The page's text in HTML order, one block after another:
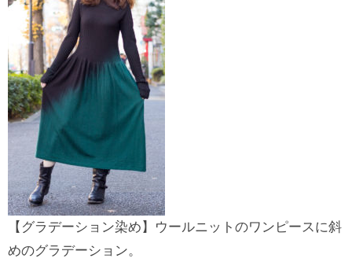
【グラデーション染め】ウールニットのワンピースに斜
めのグラデーション。